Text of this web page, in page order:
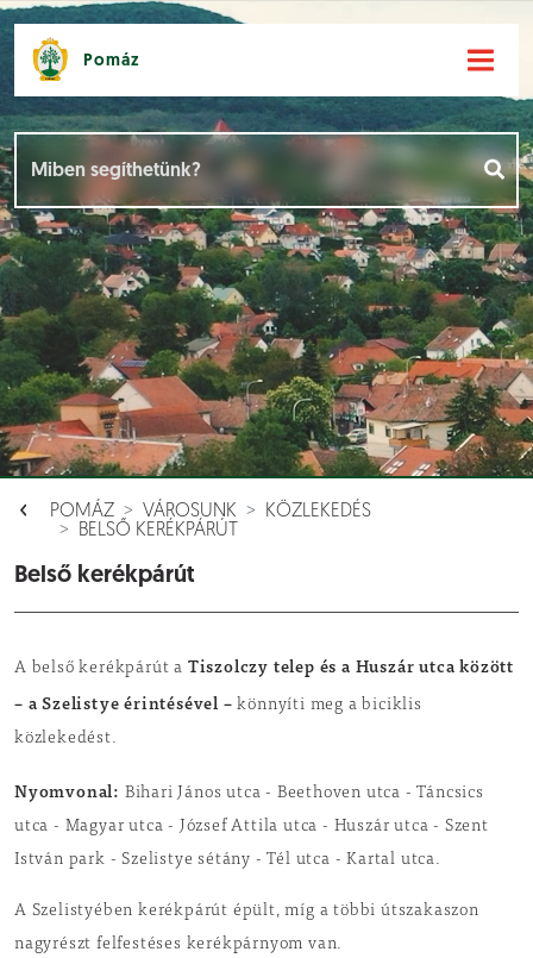
Pomáz
POMÁZ VÁROSUNK
KÖZLEKEDÉS
BELSŐ KERÉKPÁRÚT
Belső kerékpárút
A belső kerékpárút a Tiszolczy telep és a Huszár utca között
– a Szelistye érintésével – könnyíti meg a biciklis
közlekedést.
Nyomvonal: Bihari János utca - Beethoven utca - Táncsics
utca - Magyar utca - József Attila utca - Huszár utca - Szent
István park - Szelistye sétány - Tél utca - Kartal utca.
A Szelistyében kerékpárút épült, míg a többi útszakaszon
nagyrészt felfestéses kerékpárnyom van.
Események []
Dokumentumok [ ]
Aloldalak []